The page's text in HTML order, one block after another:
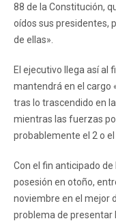
88 de la Constitución,
oídos sus presidentes,
de ellas».
El ejecutivo llega así al
mantendrá en el cargo
tras lo trascendido en
mientras las fuerzas
probablemente el 2 o el
Con el fin anticipado
posesión en otoño,
noviembre en el mejor
problema de presentar